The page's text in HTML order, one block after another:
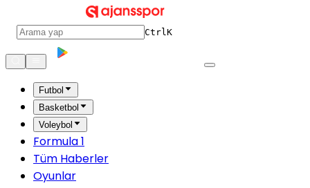
CtrlK
Futbol
Basketbol
Voleybol
Formula 1
Tüm Haberler
Oyunlar